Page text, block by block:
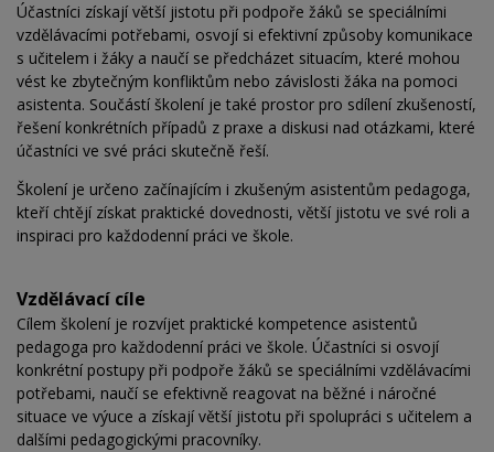
Účastníci získají větší jistotu při podpoře žáků se speciálními
vzdělávacími potřebami, osvojí si efektivní způsoby komunikace
s učitelem i žáky a naučí se předcházet situacím, které mohou
vést ke zbytečným konfliktům nebo závislosti žáka na pomoci
asistenta. Součástí školení je také prostor pro sdílení zkušeností,
řešení konkrétních případů z praxe a diskusi nad otázkami, které
účastníci ve své práci skutečně řeší.
Školení je určeno začínajícím i zkušeným asistentům pedagoga,
kteří chtějí získat praktické dovednosti, větší jistotu ve své roli a
inspiraci pro každodenní práci ve škole.
Vzdělávací cíle
Cílem školení je rozvíjet praktické kompetence asistentů
pedagoga pro každodenní práci ve škole. Účastníci si osvojí
konkrétní postupy při podpoře žáků se speciálními vzdělávacími
potřebami, naučí se efektivně reagovat na běžné i náročné
situace ve výuce a získají větší jistotu při spolupráci s učitelem a
dalšími pedagogickými pracovníky.